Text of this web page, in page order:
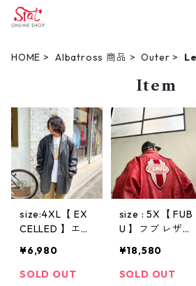
HOME Albatross 商品 Outer
Item
size:4XL【 EX
CELLED 】エク
ジャケット 革
ジャン ハーフ
¥6,980
SOLD OUT
size : 5X【 FUB
U 】フブ レザー
アルレザー 雰
囲気系 ブルゾ
¥18,580
SOLD OUT